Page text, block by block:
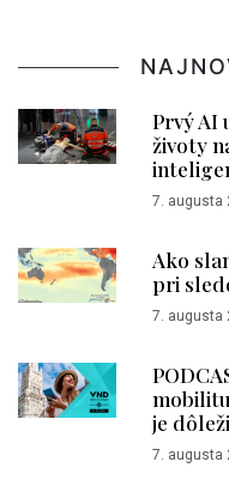
Prvý AI
životy
7. augusta
Ako
pri
7. augusta
je
7. augusta